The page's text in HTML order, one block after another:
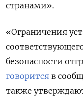
странами».
«Ограничения
безопасности
говорится в
также